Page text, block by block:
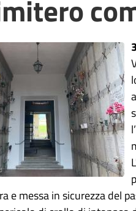
e messa in sicurezza del